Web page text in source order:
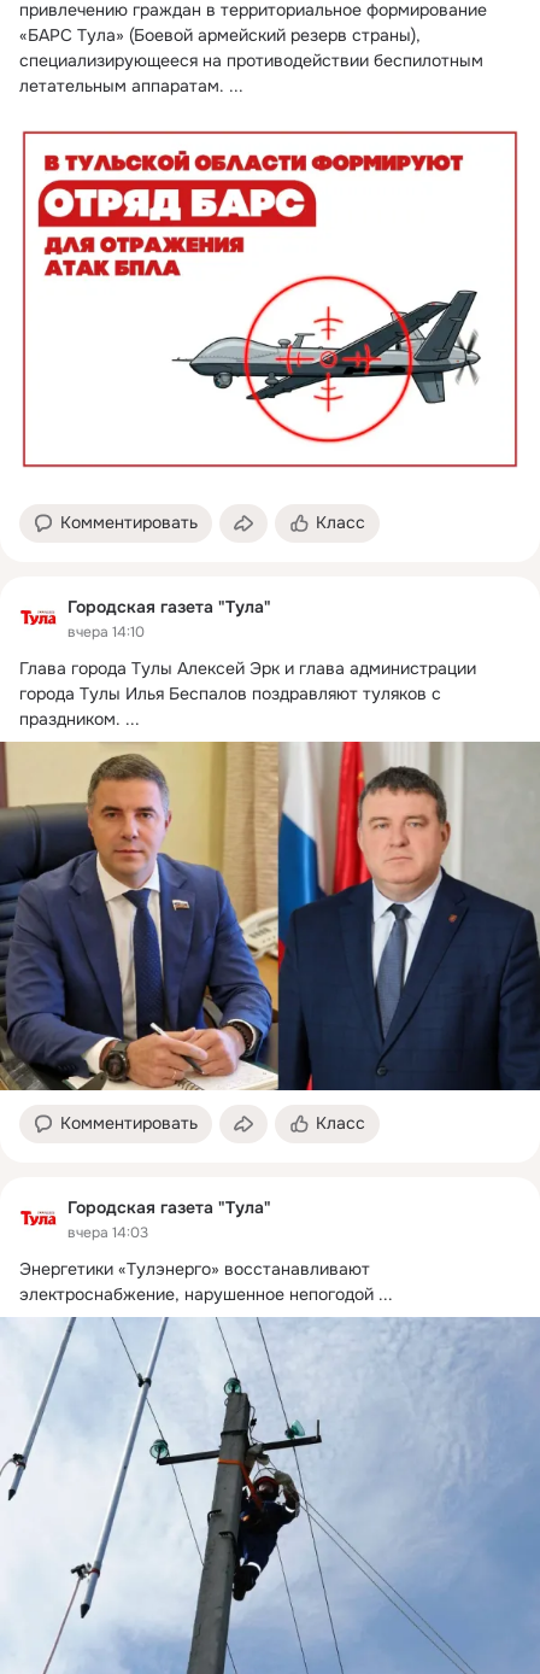
привлечению граждан в территориальное формирование
«БАРС Тула» (Боевой армейский резерв страны),
специализирующееся на противодействии беспилотным
летательным аппаратам. ...
Комментировать Класс
Городская газета "Тула"
вчера 14:10
Глава города Тулы Алексей Эрк и глава администрации
города Тулы Илья Беспалов поздравляют туляков с
праздником. ...
Комментировать Класс
Городская газета "Тула"
вчера 14:03
Энергетики «Тулэнерго» восстанавливают
электроснабжение, нарушенное непогодой ...